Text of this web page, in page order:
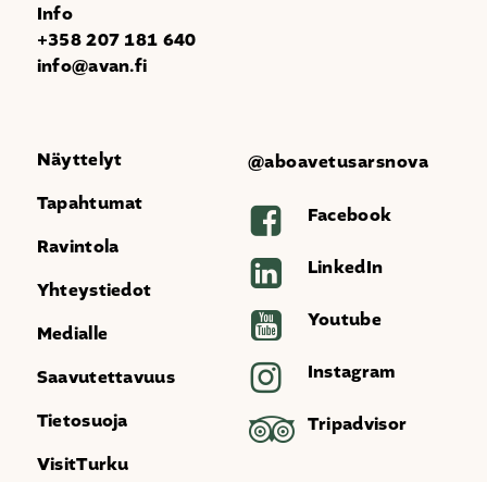
Info
+358 207 181 640
info@avan.fi
Näyttelyt
Tapahtumat
Ravintola
Yhteystiedot
Medialle
Saavutettavuus
Tietosuoja
VisitTurku
@aboavetusarsnova
Facebook
LinkedIn
Youtube
Instagram
Tripadvisor